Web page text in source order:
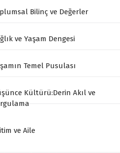
Bilinç ve Değerler
ve Yaşam Dengesi
Temel Pusulası
Kültürü:Derin Akıl ve
ve Aile